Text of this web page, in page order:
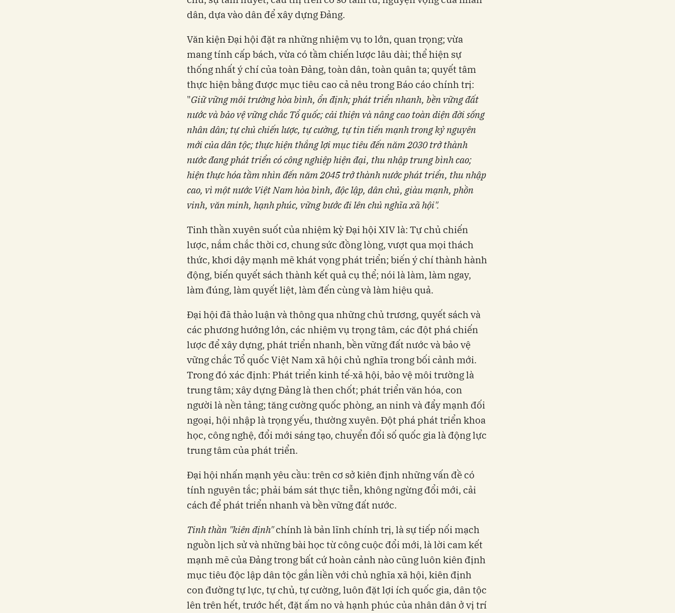
dân, dựa vào dân để xây dựng Đảng.
Văn kiện Đại hội đặt ra những nhiệm vụ to lớn, quan trọng; vừa
mang tính cấp bách, vừa có tầm chiến lược lâu dài; thể hiện sự
thống nhất ý chí của toàn Đảng, toàn dân, toàn quân ta; quyết tâm
thực hiện bằng được mục tiêu cao cả nêu trong Báo cáo chính trị:
"Giữ vững môi trường hòa bình, ổn định; phát triển nhanh, bền vững đất
nước và bảo vệ vững chắc Tổ quốc; cải thiện và nâng cao toàn diện đời sống
nhân dân; tự chủ chiến lược, tự cường, tự tin tiến mạnh trong kỷ nguyên
mới của dân tộc; thực hiện thắng lợi mục tiêu đến năm 2030 trở thành
nước đang phát triển có công nghiệp hiện đại, thu nhập trung bình cao;
hiện thực hóa tầm nhìn đến năm 2045 trở thành nước phát triển, thu nhập
cao, vì một nước Việt Nam hòa bình, độc lập, dân chủ, giàu mạnh, phồn
vinh, văn minh, hạnh phúc, vững bước đi lên chủ nghĩa xã hội".
Tinh thần xuyên suốt của nhiệm kỳ Đại hội XIV là: Tự chủ chiến
lược, nắm chắc thời cơ, chung sức đồng lòng, vượt qua mọi thách
thức, khơi dậy mạnh mẽ khát vọng phát triển; biến ý chí thành hành
động, biến quyết sách thành kết quả cụ thể; nói là làm, làm ngay,
làm đúng, làm quyết liệt, làm đến cùng và làm hiệu quả.
Đại hội đã thảo luận và thông qua những chủ trương, quyết sách và
các phương hướng lớn, các nhiệm vụ trọng tâm, các đột phá chiến
lược để xây dựng, phát triển nhanh, bền vững đất nước và bảo vệ
vững chắc Tổ quốc Việt Nam xã hội chủ nghĩa trong bối cảnh mới.
Trong đó xác định: Phát triển kinh tế-xã hội, bảo vệ môi trường là
trung tâm; xây dựng Đảng là then chốt; phát triển văn hóa, con
người là nền tảng; tăng cường quốc phòng, an ninh và đẩy mạnh đối
ngoại, hội nhập là trọng yếu, thường xuyên. Đột phá phát triển khoa
học, công nghệ, đổi mới sáng tạo, chuyển đổi số quốc gia là động lực
trung tâm của phát triển.
Đại hội nhấn mạnh yêu cầu: trên cơ sở kiên định những vấn đề có
tính nguyên tắc; phải bám sát thực tiễn, không ngừng đổi mới, cải
cách để phát triển nhanh và bền vững đất nước.
Tinh thần "kiên định"chính là bản lĩnh chính trị, là sự tiếp nối mạch
nguồn lịch sử và những bài học từ công cuộc đổi mới, là lời cam kết
mạnh mẽ của Đảng trong bất cứ hoàn cảnh nào cũng luôn kiên định
mục tiêu độc lập dân tộc gắn liền với chủ nghĩa xã hội, kiên định
con đường tự lực, tự chủ, tự cường, luôn đặt lợi ích quốc gia, dân tộc
lên trên hết, trước hết, đặt ấm no và hạnh phúc của nhân dân ở vị trí